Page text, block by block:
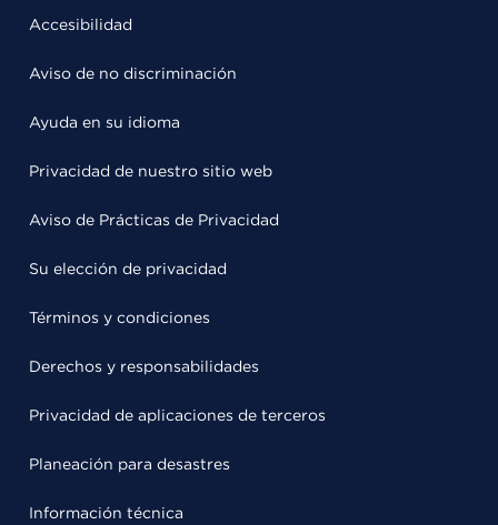
Accesibilidad
Aviso de no discriminación
Ayuda en su idioma
Privacidad de nuestro sitio web
Aviso de Prácticas de Privacidad
Su elección de privacidad
Términos y condiciones
Derechos y responsabilidades
Privacidad de aplicaciones de terceros
Planeación para desastres
Información técnica